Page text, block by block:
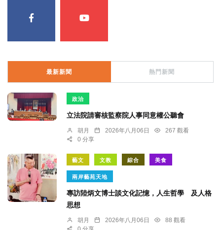
最新新聞 熱門新聞
政治
立法院請審核監察院人事同意權公聽會
胡月 2026年八月06日
267 觀看
0 分享
藝文 文教 綜合 美食
兩岸藝苑天地
專訪陸炳文博士談文化記憶，人生哲學 及人格
思想
胡月 2026年八月06日
88 觀看